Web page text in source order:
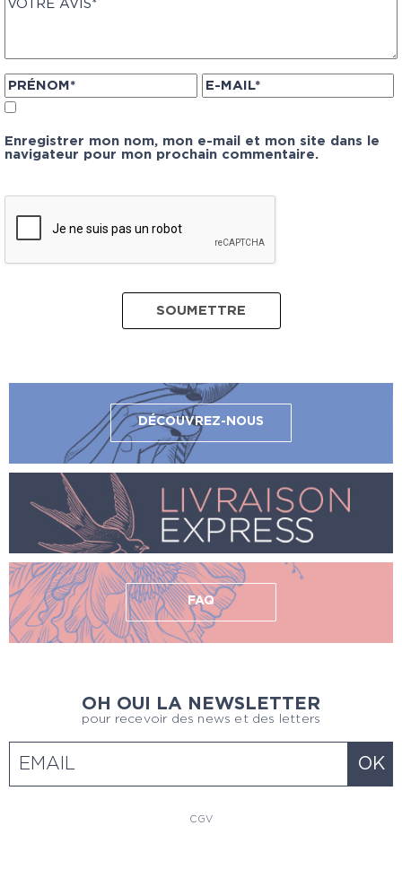
Enregistrer mon nom, mon e-mail et mon site dans le
navigateur pour mon prochain commentaire.
DÉCOUVREZ-NOUS
FAQ
OH OUI LA NEWSLETTER
pour recevoir des news et des letters
CGV